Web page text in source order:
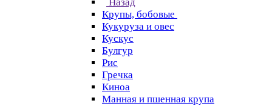
Крупы, бобовые
Кукуруза и овес
Кускус
Булгур
Рис
Гречка
Киноа
Манная и пшенная крупа